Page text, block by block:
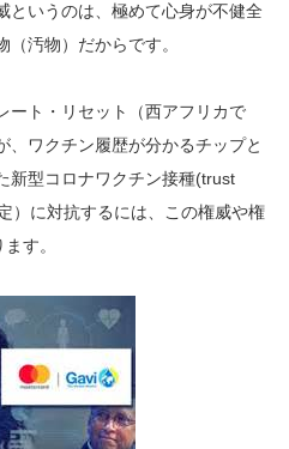
というのは、極めて心身が不健全
汚物）だからです。
ート・リセット（西アフリカで
、ワクチン履歴が分かるチップと
新型コロナワクチン接種(trust
）に対抗するには、この権威や権
す。